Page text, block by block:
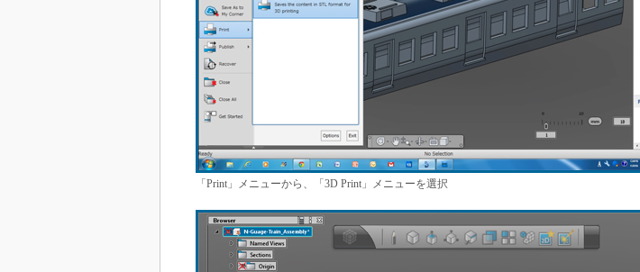
海外生産
グローバル設計・開発
「Print」メニューから、「3D Print」メニューを選択